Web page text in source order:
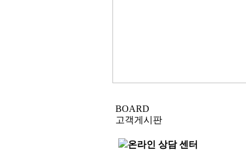
BOARD
고객게시판
온라인 상담 센터